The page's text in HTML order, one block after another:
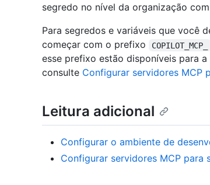
segredo no nível da organização
Para segredos e variáveis que você
começar com o prefixo
COPILOT_MCP_
esse prefixo estão disponíveis para
consulte Configurar servidores MCP
Leitura adicional
Configurar o ambiente de
Configurar servidores MCP para